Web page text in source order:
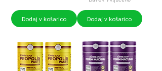
Dodaj v košarico Dodaj v košarico